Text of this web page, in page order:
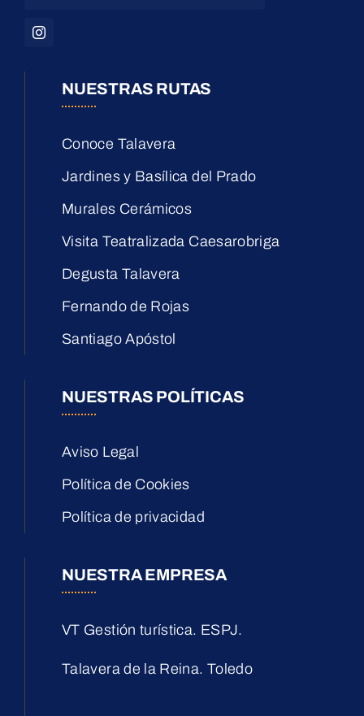
NUESTRAS RUTAS
Conoce Talavera
Jardines y Basílica del Prado
Murales Cerámicos
Visita Teatralizada Caesarobriga
Degusta Talavera
Fernando de Rojas
Santiago Apóstol
NUESTRAS POLÍTICAS
Aviso Legal
Política de Cookies
Política de privacidad
NUESTRA EMPRESA
VT Gestión turística. ESPJ.
Talavera de la Reina. Toledo